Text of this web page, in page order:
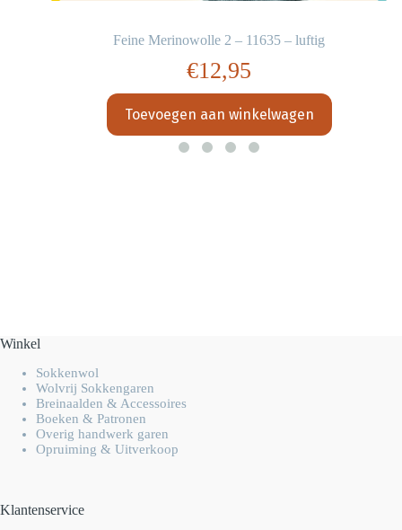
Feine Merinowolle 2 – 11635 – luftig
€12,95
Toevoegen aan winkelwagen
Winkel
Sokkenwol
Wolvrij Sokkengaren
Breinaalden & Accessoires
Boeken & Patronen
Overig handwerk garen
Opruiming & Uitverkoop
Klantenservice